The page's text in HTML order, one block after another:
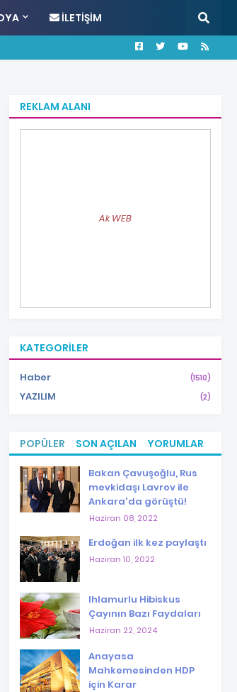
İLETIŞIM
REKLAM ALANI
Ak WEB
KATEGORILER
Haber (1510)
YAZILIM (2)
POPÜLER SON AÇILAN YORUMLAR
Bakan Çavuşoğlu, Rus
mevkidaşı Lavrov ile
Ankara'da görüştü!
Haziran 08, 2022
Erdoğan ilk kez paylaştı
Haziran 10, 2022
Ihlamurlu Hibiskus
Çayının Bazı Faydaları
Haziran 22, 2024
Anayasa
Mahkemesinden HDP
için Karar